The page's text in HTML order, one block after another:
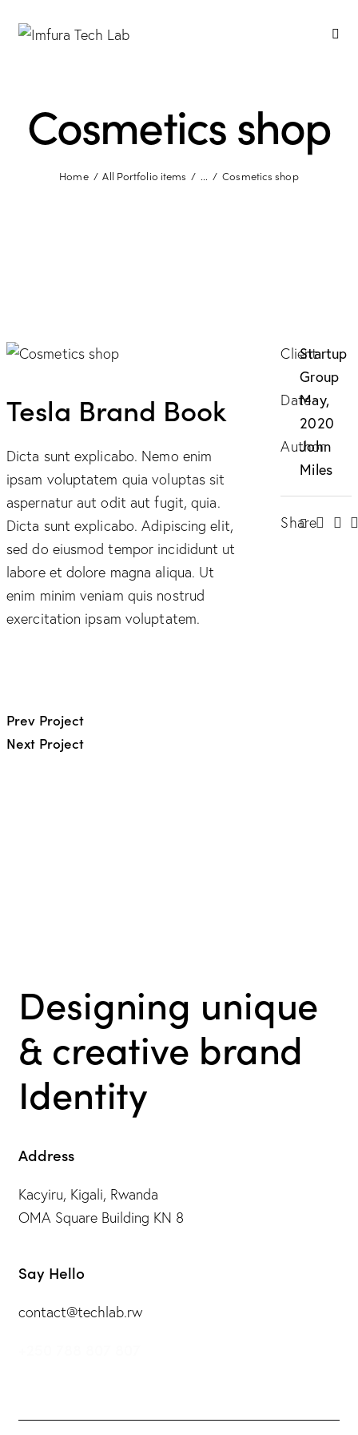
Cosmetics shop
Home All Portfolio items ... Cosmetics shop
Tesla Brand Book
Dicta sunt explicabo. Nemo enim
ipsam voluptatem quia voluptas sit
aspernatur aut odit aut fugit, quia.
Dicta sunt explicabo. Adipiscing elit,
sed do eiusmod tempor incididunt ut
labore et dolore magna aliqua. Ut
enim minim veniam quis nostrud
exercitation ipsam voluptatem.
ClientStartup
Group
DateMay,
2020
Author
John
Miles
Share
Prev Project
Next Project
Designing unique
& creative brand
Identity
Address
Kacyiru, Kigali, Rwanda
OMA Square Building KN 8
Say Hello
contact@techlab.rw